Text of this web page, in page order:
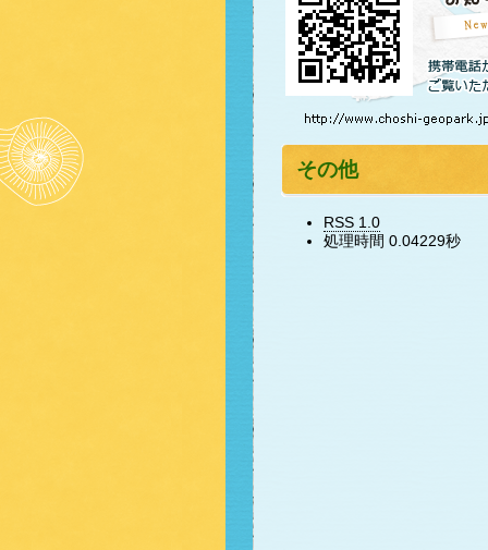
その他
RSS 1.0
処理時間 0.04229秒